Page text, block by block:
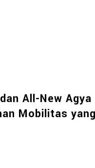
All-New
Mobilitas